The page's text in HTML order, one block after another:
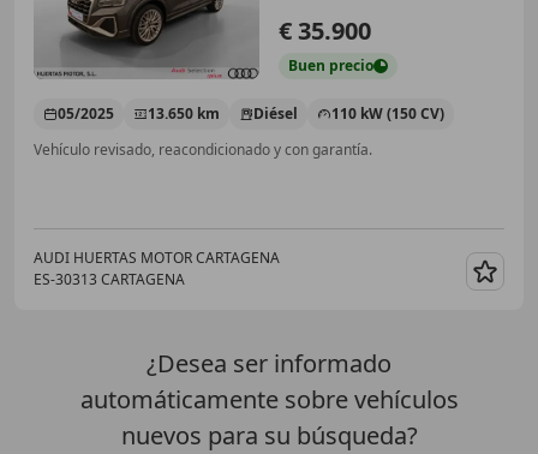
€ 35.900
Buen precio
05/2025 13.650 km Diésel
110 kW (150 CV)
Vehículo revisado, reacondicionado y con garantía.
AUDI HUERTAS MOTOR CARTAGENA
ES-30313 CARTAGENA
¿Desea ser informado
automáticamente sobre vehículos
nuevos para su búsqueda?